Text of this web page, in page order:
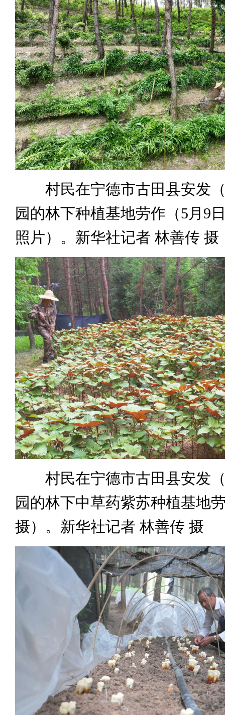
村民在宁德市古田县安发（
园的林下种植基地劳作（5月9
照片）。新华社记者 林善传 摄
村民在宁德市古田县安发（
园的林下中草药紫苏种植基地
摄）。新华社记者 林善传 摄